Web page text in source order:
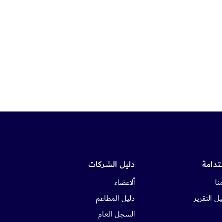
التقرير
دليل الشركات
ألاعضاء
دليل المطاعم
السجل العام